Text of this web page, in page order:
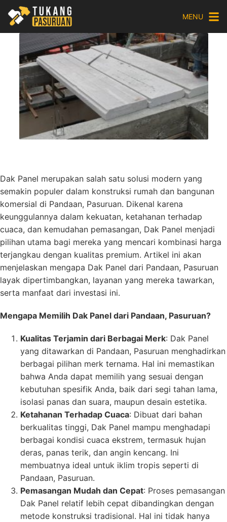
content
MENU
Dak Panel merupakan salah satu solusi modern yang
semakin populer dalam konstruksi rumah dan bangunan
komersial di Pandaan, Pasuruan. Dikenal karena
keunggulannya dalam kekuatan, ketahanan terhadap
cuaca, dan kemudahan pemasangan, Dak Panel menjadi
pilihan utama bagi mereka yang mencari kombinasi harga
terjangkau dengan kualitas premium. Artikel ini akan
menjelaskan mengapa Dak Panel dari Pandaan, Pasuruan
layak dipertimbangkan, layanan yang mereka tawarkan,
serta manfaat dari investasi ini.
Mengapa Memilih Dak Panel dari Pandaan, Pasuruan?
Kualitas Terjamin dari Berbagai Merk: Dak Panel
yang ditawarkan di Pandaan, Pasuruan menghadirkan
berbagai pilihan merk ternama. Hal ini memastikan
bahwa Anda dapat memilih yang sesuai dengan
kebutuhan spesifik Anda, baik dari segi tahan lama,
isolasi panas dan suara, maupun desain estetika.
Ketahanan Terhadap Cuaca: Dibuat dari bahan
berkualitas tinggi, Dak Panel mampu menghadapi
berbagai kondisi cuaca ekstrem, termasuk hujan
deras, panas terik, dan angin kencang. Ini
membuatnya ideal untuk iklim tropis seperti di
Pandaan, Pasuruan.
Pemasangan Mudah dan Cepat: Proses pemasangan
Dak Panel relatif lebih cepat dibandingkan dengan
metode konstruksi tradisional. Hal ini tidak hanya